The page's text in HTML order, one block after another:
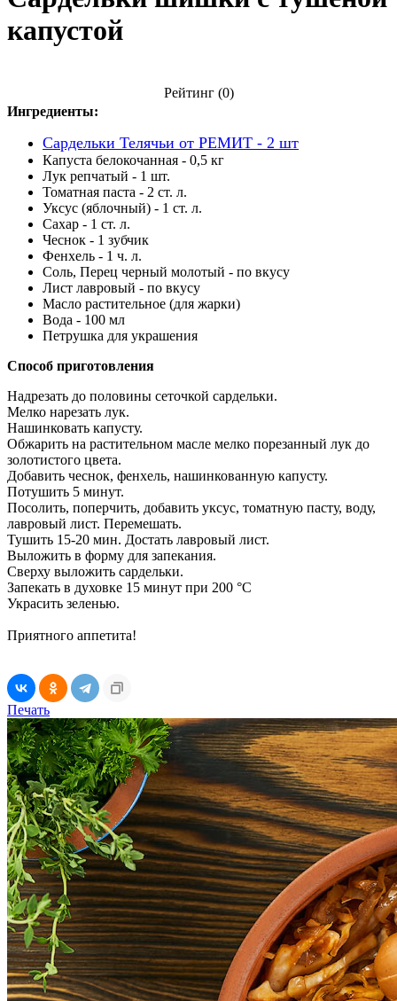
капустой
Рейтинг (0)
Ингредиенты:
Сардельки Телячьи от РЕМИТ - 2 шт
Капуста белокочанная - 0,5 кг
Лук репчатый - 1 шт.
Томатная паста - 2 ст. л.
Уксус (яблочный) - 1 ст. л.
Сахар - 1 ст. л.
Чеснок - 1 зубчик
Фенхель - 1 ч. л.
Соль, Перец черный молотый - по вкусу
Лист лавровый - по вкусу
Масло растительное (для жарки)
Вода - 100 мл
Петрушка для украшения
Способ приготовления
Надрезать до половины сеточкой сардельки.
Мелко нарезать лук.
Нашинковать капусту.
Обжарить на растительном масле мелко порезанный лук до
золотистого цвета.
Добавить чеснок, фенхель, нашинкованную капусту.
Потушить 5 минут.
Посолить, поперчить, добавить уксус, томатную пасту, воду,
лавровый лист. Перемешать.
Тушить 15-20 мин. Достать лавровый лист.
Выложить в форму для запекания.
Сверху выложить сардельки.
Запекать в духовке 15 минут при 200 °С
Украсить зеленью.
Приятного аппетита!
Печать